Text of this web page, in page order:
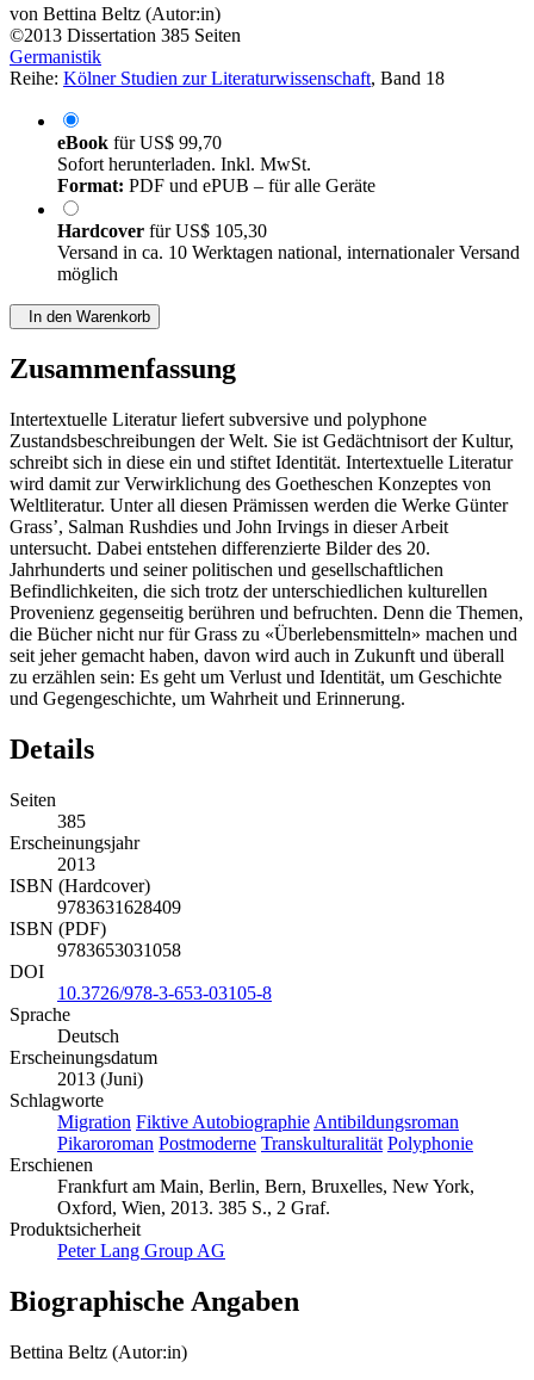
von Bettina Beltz (Autor:in)
©2013 Dissertation 385 Seiten
Germanistik
Reihe: Kölner Studien zur Literaturwissenschaft, Band 18
eBook fürUS$ 99,70
Sofort herunterladen. Inkl. MwSt.
Format: PDF und ePUB – für alle Geräte
Hardcover fürUS$ 105,30
Versand in ca. 10 Werktagen national, internationaler Versand
möglich
In den Warenkorb
Zusammenfassung
Intertextuelle Literatur liefert subversive und polyphone
Zustandsbeschreibungen der Welt. Sie ist Gedächtnisort der Kultur,
schreibt sich in diese ein und stiftet Identität. Intertextuelle Literatur
wird damit zur Verwirklichung des Goetheschen Konzeptes von
Weltliteratur. Unter all diesen Prämissen werden die Werke Günter
Grass’, Salman Rushdies und John Irvings in dieser Arbeit
untersucht. Dabei entstehen differenzierte Bilder des 20.
Jahrhunderts und seiner politischen und gesellschaftlichen
Befindlichkeiten, die sich trotz der unterschiedlichen kulturellen
Provenienz gegenseitig berühren und befruchten. Denn die Themen,
die Bücher nicht nur für Grass zu «Überlebensmitteln» machen und
seit jeher gemacht haben, davon wird auch in Zukunft und überall
zu erzählen sein: Es geht um Verlust und Identität, um Geschichte
und Gegengeschichte, um Wahrheit und Erinnerung.
Details
Seiten
385
Erscheinungsjahr
2013
ISBN (Hardcover)
9783631628409
ISBN (PDF)
9783653031058
DOI
10.3726/978-3-653-03105-8
Sprache
Deutsch
Erscheinungsdatum
2013 (Juni)
Schlagworte
Migration Fiktive Autobiographie Antibildungsroman
Pikaroroman Postmoderne Transkulturalität Polyphonie
Erschienen
Frankfurt am Main, Berlin, Bern, Bruxelles, New York,
Oxford, Wien, 2013. 385 S., 2 Graf.
Produktsicherheit
Peter Lang Group AG
Biographische Angaben
Bettina Beltz (Autor:in)